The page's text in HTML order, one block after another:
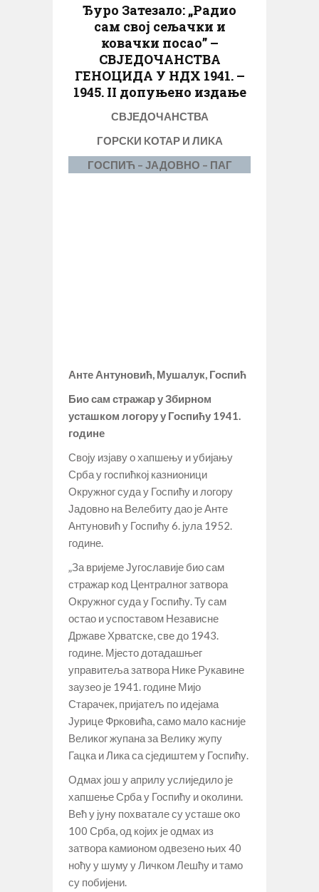
Ђуро Затезало: „Радио
сам свој сељачки и
ковачки посао” –
СВЈЕДОЧАНСТВА
ГЕНОЦИДА У НДХ 1941. –
1945. II допуњено издање
СВЈЕДОЧАНСТВА
ГОРСKИ KОТАР И ЛИKА
ГОСПИЋ – ЈАДОВНО – ПАГ
Анте Антуновић, Мушалук, Госпић
Био сам стражар у Збирном
усташком логору у Госпићу 1941.
године
Своју изјаву о хапшењу и убијању
Срба у госпићкој казнионици
Окружног суда у Госпићу и логору
Јадовно на Велебиту дао је Анте
Антуновић у Госпићу 6. јула 1952.
године.
„За вријеме Југославије био сам
стражар код Централног затвора
Окружног суда у Госпићу. Ту сам
остао и успоставом Независне
Државе Хрватске, све до 1943.
године. Мјесто дотадашњег
управитеља затвора Нике Рукавине
заузео је 1941. године Мијо
Старачек, пријатељ по идејама
Јурице Фрковића, само мало касније
Великог жупана за Велику жупу
Гацка и Лика са сједиштем у Госпићу.
Одмах још у априлу услиједило је
хапшење Срба у Госпићу и околини.
Већ у јуну похватале су усташе око
100 Срба, од којих је одмах из
затвора камионом одвезено њих 40
ноћу у шуму у Личком Лешћу и тамо
су побијени.